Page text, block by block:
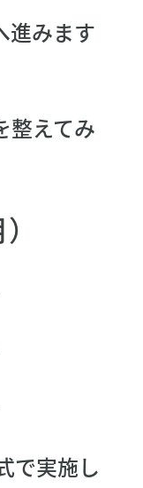
進みます
整えてみ
で実施し